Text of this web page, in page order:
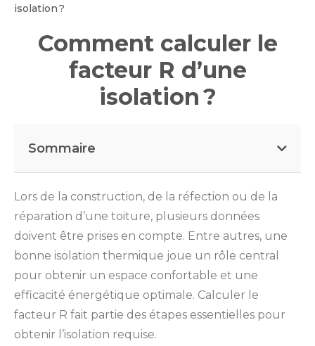
isolation ?
Comment calculer le
facteur R d’une
isolation ?
Sommaire
Lors de la construction, de la réfection ou de la
réparation d’une toiture, plusieurs données
doivent être prises en compte. Entre autres, une
bonne isolation thermique joue un rôle central
pour obtenir un espace confortable et une
efficacité énergétique optimale. Calculer le
facteur R fait partie des étapes essentielles pour
obtenir l’isolation requise.